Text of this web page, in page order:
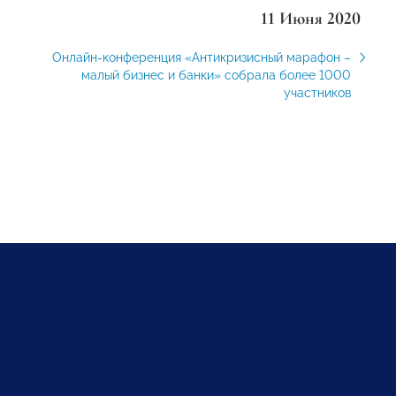
11 Июня 2020
Онлайн-конференция «Антикризисный марафон –
малый бизнес и банки» собрала более 1000
участников